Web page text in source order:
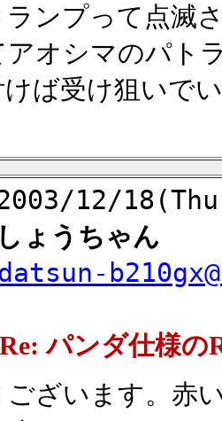
ンプって点滅
アオシマのパト
ば受け狙いで
2003/12/
しょうちゃん
Re: パンダ仕様の
ございます。赤